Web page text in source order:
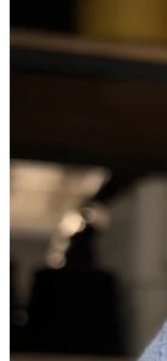
В наличии 735 гр
Показать еще
© 2026
Мы в соцсетях